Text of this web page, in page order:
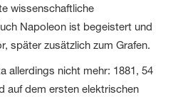
wissenschaftliche
Napoleon ist begeistert und
später zusätzlich zum Grafen.
allerdings nicht mehr: 1881, 54
auf dem ersten elektrischen